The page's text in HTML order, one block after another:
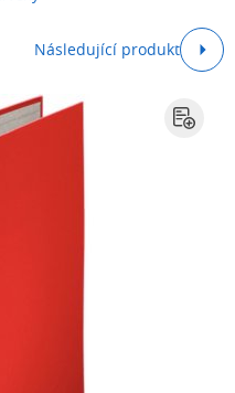
Následující produkt